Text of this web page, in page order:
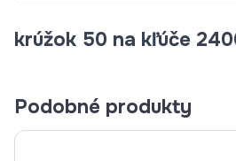
krúžok 50 na kľúče
Podobné produkty